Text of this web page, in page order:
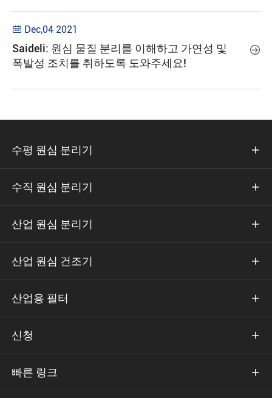
 Dec,04 2021
Saideli: 원심 물질 분리를 이해하고 가연성 및
폭발성 조치를 취하도록 도와주세요!

수평 원심 분리기 
수직 원심 분리기 
산업 원심 분리기 
산업 원심 건조기 
산업용 필터 
신청 
빠른 링크 